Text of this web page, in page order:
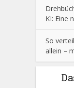
KI: Eine
So
allein –